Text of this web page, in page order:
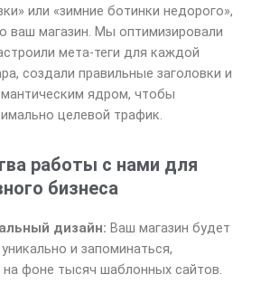
или «зимние ботинки недорого»,
ваш магазин. Мы оптимизировали
мета-теги для каждой
создали правильные заголовки и
ядром, чтобы
целевой трафик.
работы с нами для
бизнеса
дизайн: Ваш магазин будет
и запоминаться,
фоне тысяч шаблонных сайтов.